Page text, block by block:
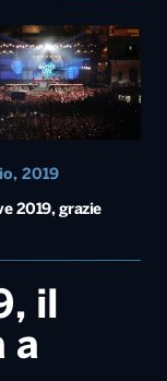
2019, grazie
2019
il
a